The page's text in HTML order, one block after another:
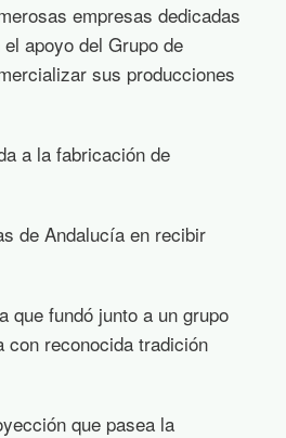
empresas dedicadas
apoyo del Grupo de
sus producciones
a la fabricación de
de Andalucía en recibir
que fundó junto a un grupo
con reconocida tradición
que pasea la